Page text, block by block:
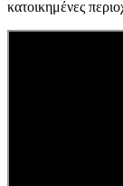
κατοικημένες